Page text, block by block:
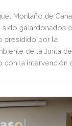
Montaño de
sido galardonados
presidido por la
de la Junta de
con la intervención